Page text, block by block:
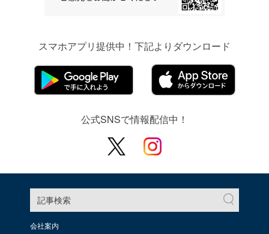
スマホアプリ提供中！下記よりダウンロード
公式SNSで情報配信中！
記事検索
会社案内